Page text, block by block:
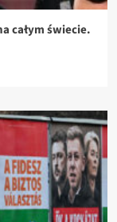
całym świecie.